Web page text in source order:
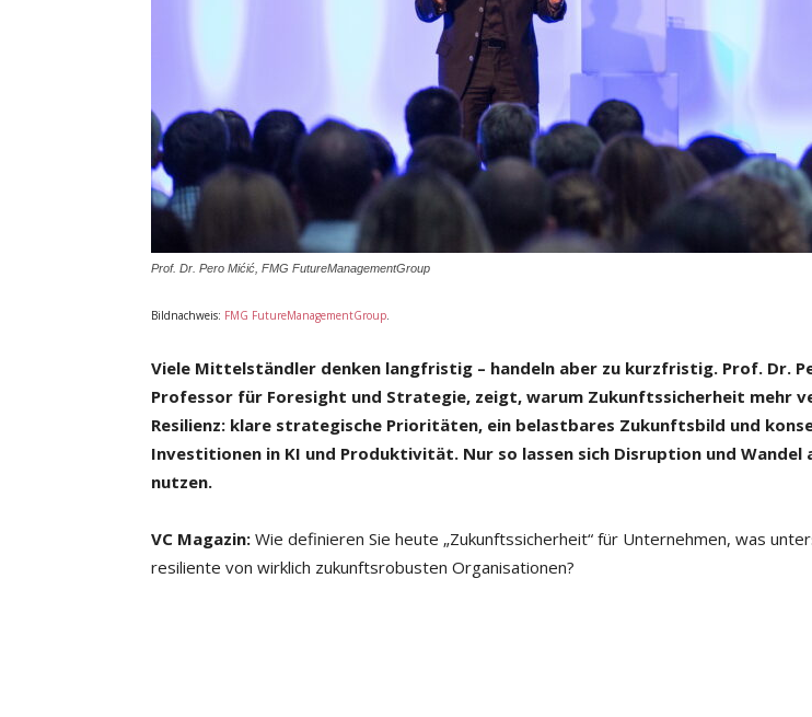
Prof. Dr. Pero Mićić, FMG FutureManagementGroup
Bildnachweis: FMG FutureManagementGroup.
Viele Mittelständler denken langfristig – handeln aber zu kurzfristig. Prof. Dr.
Professor für Foresight und Strategie, zeigt, warum Zukunftssicherheit mehr
Resilienz: klare strategische Prioritäten, ein belastbares Zukunftsbild und
Investitionen in KI und Produktivität. Nur so lassen sich Disruption und Wandel
nutzen.
VC Magazin: Wie definieren Sie heute „Zukunftssicherheit“ für Unternehmen, was
resiliente von wirklich zukunftsrobusten Organisationen?